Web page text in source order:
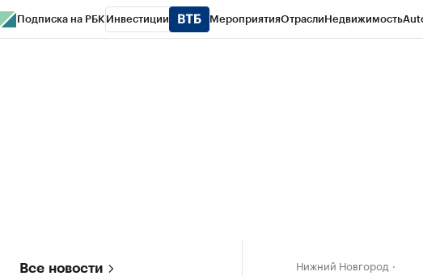
Подписка на РБК Инвестиции МероприятияОтраслиНедвижимость
Все новости Нижний Новгород